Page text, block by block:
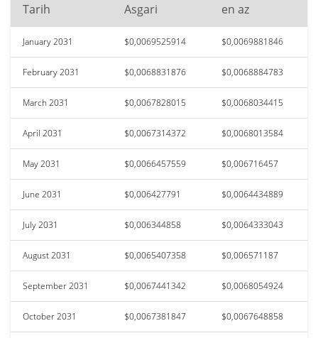
Tarih Asgari en az
January 2031 $0,0069525914 $0,0069881846
February 2031 $0,0068831876 $0,0068884783
March 2031 $0,0067828015 $0,0068034415
April 2031 $0,0067314372 $0,0068013584
May 2031 $0,0066457559 $0,006716457
June 2031 $0,006427791 $0,0064434889
July 2031 $0,006344858 $0,0064333043
August 2031 $0,0065407358 $0,006571187
September 2031 $0,0067441342 $0,0068054924
October 2031 $0,0067381847 $0,0067648858